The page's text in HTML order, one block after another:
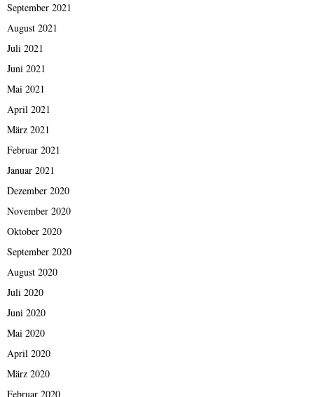
September 2021
August 2021
Juli 2021
Juni 2021
Mai 2021
April 2021
März 2021
Februar 2021
Januar 2021
Dezember 2020
November 2020
Oktober 2020
September 2020
August 2020
Juli 2020
Juni 2020
Mai 2020
April 2020
März 2020
Februar 2020